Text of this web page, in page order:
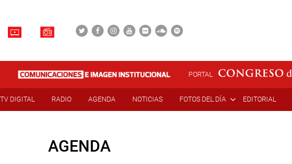
PORTAL
TV DIGITAL RADIO AGENDA NOTICIAS FOTOS DEL DÍA EDITORIAL
AGENDA